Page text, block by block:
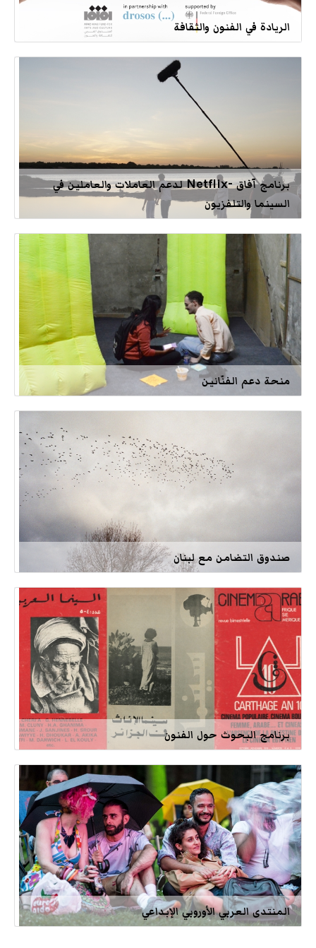
الريادة في الفنون والثقافة
برنامج آفاق -Netflix لدعم العاملات والعاملين في
السينما والتلفزيون
منحة دعم الفنّانين
صندوق التضامن مع لبنان
برنامج البحوث حول الفنون
المنتدى العربي الأوروبي الإبداعي